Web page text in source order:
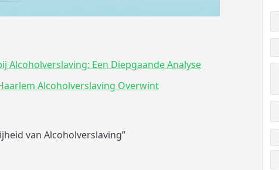
Alcoholverslaving: Een Diepgaande Analyse
Alcoholverslaving Overwint
van Alcoholverslaving”